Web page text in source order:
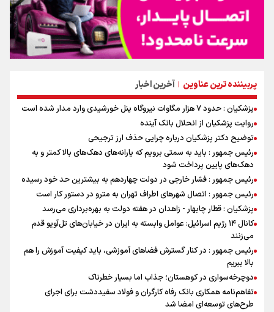
پربیننده ترین عناوین | آخرین اخبار
پزشکیان : حدود ۷ هزار مگاوات نیروگاه پنل خورشیدی وارد مدار شده است
روایت پزشکیان از انحلال بانک آینده
توضیح دکتر پزشکیان درباره چرایی حذف ارز ترجیحی
رئیس جمهور : باید به سمتی برویم که یارانه‌های دهک‌های بالا کمتر و به
دهک‌های پایین پرداخت شود
رئیس جمهور : فشار خارجی در دولت چهاردهم به بیشترین حد خود رسیده
رئیس جمهور : اتصال شهرهای اطراف تهران به مترو در دستور کار است
پزشکیان : قطار چابهار - زاهدان در هفته دولت به بهره‌برداری می‌رسد
کانال ۱۴ رژیم اسرائیل: عوامل وابسته به ایران در خیابان‌های تل‌آویو قدم
می‌زنند
رئیس جمهور : در کنار گسترش فضاهای آموزشی، باید کیفیت آموزش را هم
بالا ببریم
دوچرخه‌سواری در کوهستان؛ جذاب اما بسیار خطرناک
تفاهم‌نامه همکاری بانک رفاه کارگران و فولاد سفیددشت برای اجرای
طرح‌های توسعه‌ای امضا شد